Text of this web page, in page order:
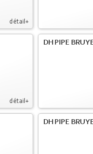
détail+
détail+
DH PIPE
DH PIPE